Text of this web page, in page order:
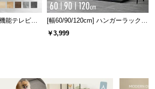
能テレビボ
プン収納・
[幅60/90/120cm] ハンガーラック
スチール 4段階高さ調節 サイドフ
￥3,999